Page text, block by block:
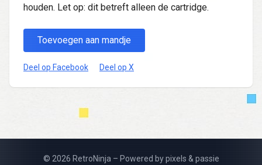
houden. Let op: dit betreft alleen de cartridge.
Toevoegen aan mandje
Deel op Facebook Deel op X
© 2026 RetroNinja – Powered by pixels & passie